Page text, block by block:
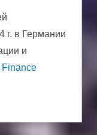
г. в Германии
и